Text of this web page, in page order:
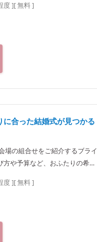
セス】 JR線「飯田橋駅」西口
度][ 無料 ]
に合った結婚式が見つかる
場の組合せをご紹介するブライ
や予算など、おふたりの希望
セス】 JR線「飯田橋駅」西口
度][ 無料 ]